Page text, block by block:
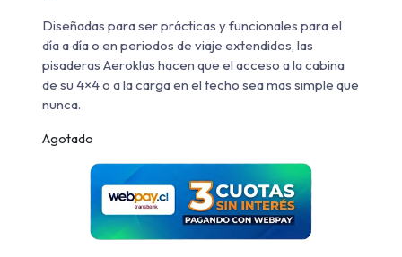
Diseñadas para ser prácticas y funcionales para el
día a día o en periodos de viaje extendidos, las
pisaderas Aeroklas hacen que el acceso a la cabina
de su 4×4 o a la carga en el techo sea mas simple que
nunca.
Agotado